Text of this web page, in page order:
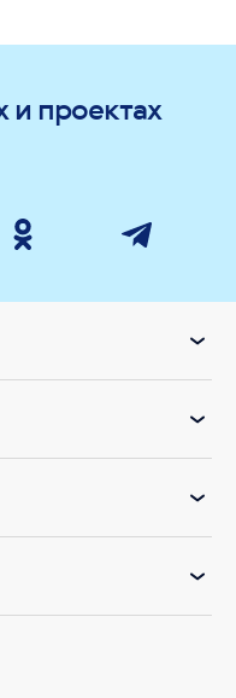
и проектах